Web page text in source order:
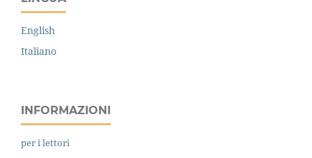
English
Italiano
INFORMAZIONI
per i lettori